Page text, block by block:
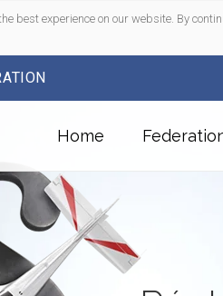
best experience on our website. By
Home